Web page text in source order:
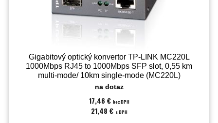
Gigabitový optický konvertor TP-LINK MC220L
1000Mbps RJ45 to 1000Mbps SFP slot, 0,55 km
multi-mode/ 10km single-mode (MC220L)
na dotaz
17,46 € bez DPH
21,48 € s DPH